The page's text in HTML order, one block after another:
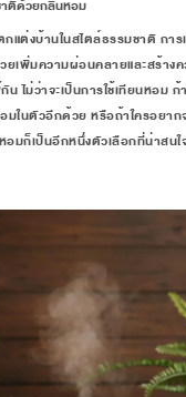
าติด้วยกลิ่นหอม
แต่งบ้านในสไตล์ธรรมชาติ กา
ยเพิ่มความผ่อนคลายและสร้าง
ไม่ว่าจะเป็นการใช้เทียนหอม
ในตัวอีกด้วย หรือถ้าใครอยาก
อมก็เป็นอีกหนึ่งตัวเลือกที่น่าสน